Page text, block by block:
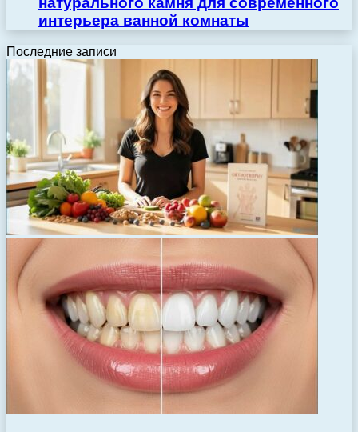
интерьера ванной комнаты
Последние записи